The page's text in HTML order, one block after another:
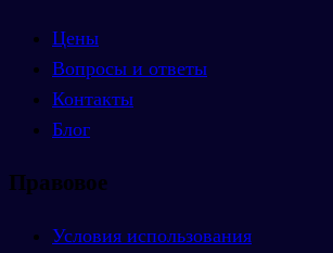
Цены
Вопросы и ответы
Контакты
Блог
Правовое
Условия использования